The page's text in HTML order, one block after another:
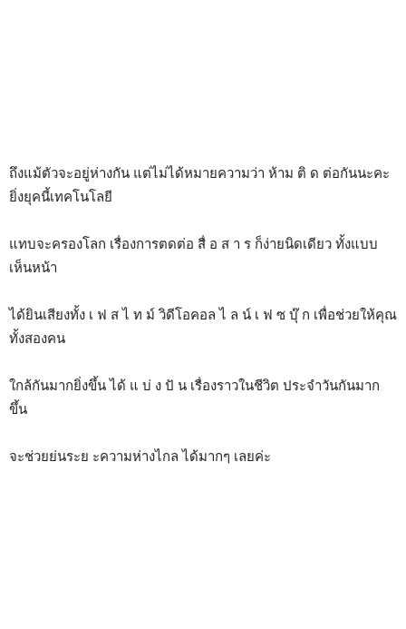
ถึงแม้ตัวจะอยู่ห่างกัน แต่ไม่ได้หมายความว่า ห้าม ติ ด ต่อกันนะคะ
ยิ่งยุคนี้เทคโนโลยี
แทบจะครองโลก เรื่องการตดต่อ สื่ อ ส า ร ก็ง่ายนิดเดียว ทั้งแบบ
เห็นหน้า
ได้ยินเสียงทั้ง เ ฟ ส ไ ท ม์ วิดีโอคอล ไ ล น์ เ ฟ ซ บุ๊ ก เพื่อช่วยให้คุณ
ทั้งสองคน
ใกล้กันมากยิ่งขึ้น ได้ แ บ่ ง ปั น เรื่องราวในชีวิต ประจำวันกันมาก
ขึ้น
จะช่วยย่นระย ะความห่างไกล ได้มากๆ เลยค่ะ